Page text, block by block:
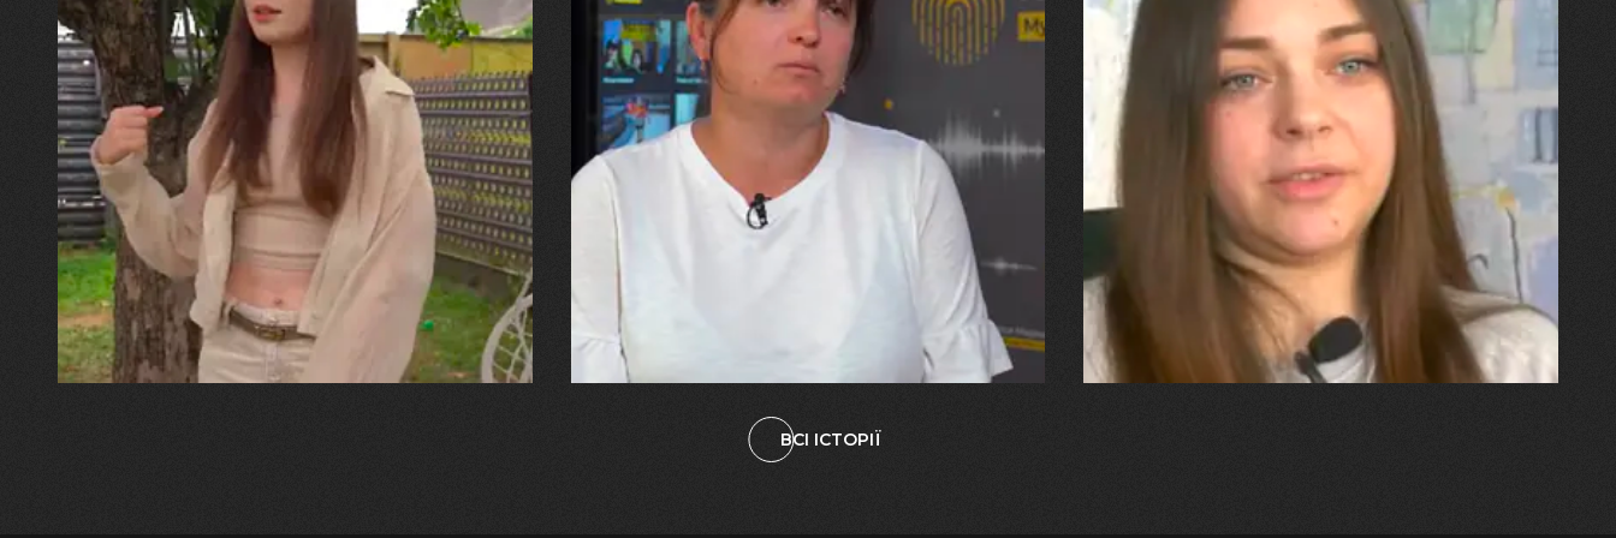
30.07.2026
Калина, Дарина та Віра Папроцькі
"Хвиля була, як від моря,
прозора і велика… Я ледве
встигла схопити племінницю"
29.07.2026
Марина, Ваїд та Аміна Харченко
"Попри всі втрати, ми не
зламалися: тепер я бачу
свого вбитого чоловіка у
наших дітях"
27.07.2026
"Я перенесла 11 операцій, та
плакала від фантомного
болю. Але маленька донька
бере за руку і змушує йти
далі"
ВСІ ІСТОРІЇ